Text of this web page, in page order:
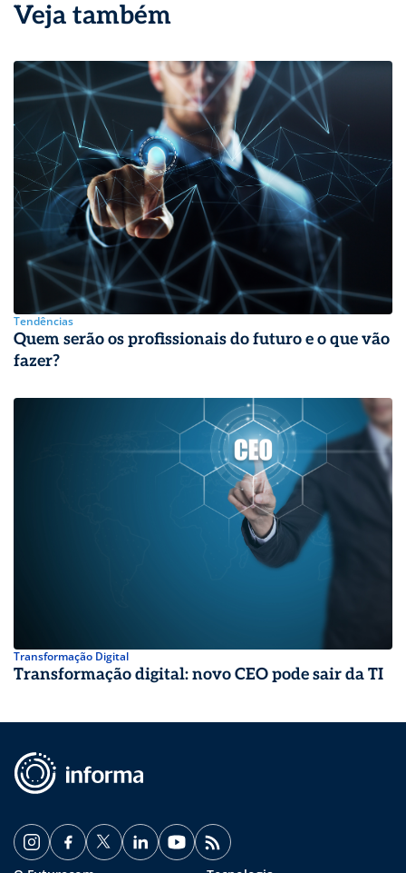
Veja também
Tendências
Quem serão os profissionais do futuro e o que vão
fazer?
Transformação Digital
Transformação digital: novo CEO pode sair da TI